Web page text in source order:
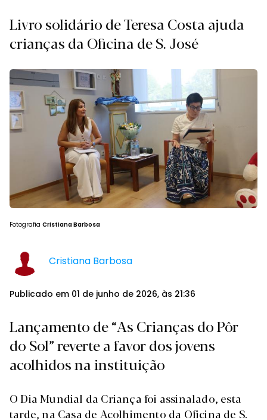
Livro solidário de Teresa Costa ajuda
crianças da Oficina de S. José
Fotografia Cristiana Barbosa
Cristiana Barbosa
Publicado em 01 de junho de 2026, às 21:36
Lançamento de “As Crianças do Pôr
do Sol” reverte a favor dos jovens
acolhidos na instituição
O Dia Mundial da Criança foi assinalado, esta
tarde, na Casa de Acolhimento da Oficina de S.